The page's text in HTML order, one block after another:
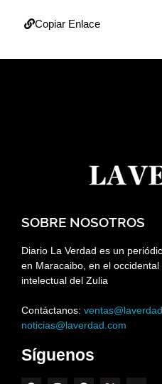
Copiar Enlace
SOBRE NOSOTROS
Diario La Verdad es un
en Maracaibo, en el
intelectual del Zulia
Contáctanos:
noticias@laverdad.com
Síguenos